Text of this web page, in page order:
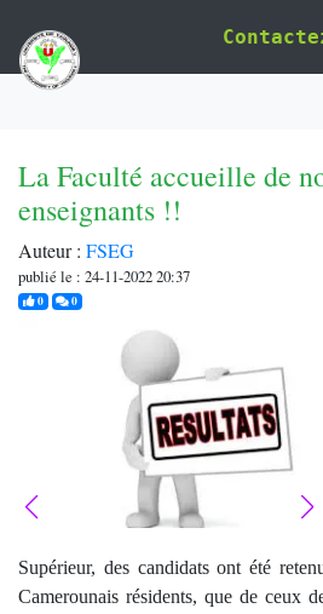
La Faculté accueille de
enseignants !!
Auteur : FSEG
publié le : 24-11-2022 20:37
0j'aime0commentaires
Supérieur, des candidats ont été
Camerounais résidents, que de ceux